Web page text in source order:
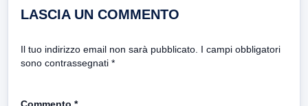
LASCIA UN COMMENTO
Il tuo indirizzo email non sarà pubblicato. I campi obbligatori
sono contrassegnati *